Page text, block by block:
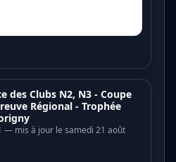
des Clubs N2, N3 - Coupe
Régional - Trophée
— mis à jour le samedi 21 août